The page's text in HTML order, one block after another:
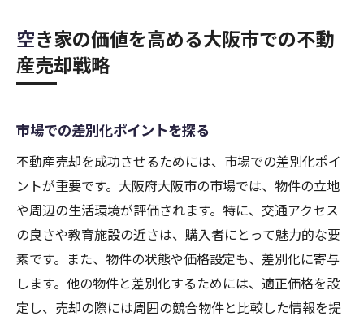
空き家の価値を高める大阪市での不動
産売却戦略
市場での差別化ポイントを探る
不動産売却を成功させるためには、市場での差別化ポイ
ントが重要です。大阪府大阪市の市場では、物件の立地
や周辺の生活環境が評価されます。特に、交通アクセス
の良さや教育施設の近さは、購入者にとって魅力的な要
素です。また、物件の状態や価格設定も、差別化に寄与
します。他の物件と差別化するためには、適正価格を設
定し、売却の際には周囲の競合物件と比較した情報を提